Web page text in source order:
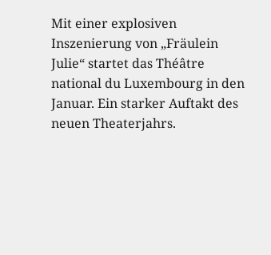
Mit einer explosiven
Inszenierung von „Fräulein
Julie“ startet das Théâtre
national du Luxembourg in den
Januar. Ein starker Auftakt des
neuen Theaterjahrs.